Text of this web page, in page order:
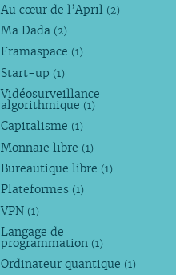
Au cœur de l’April (2)
Ma Dada (2)
Framaspace (1)
Start-up (1)
Vidéosurveillance
algorithmique (1)
Capitalisme (1)
Monnaie libre (1)
Bureautique libre (1)
Plateformes (1)
VPN (1)
Langage de
programmation (1)
Ordinateur quantique (1)